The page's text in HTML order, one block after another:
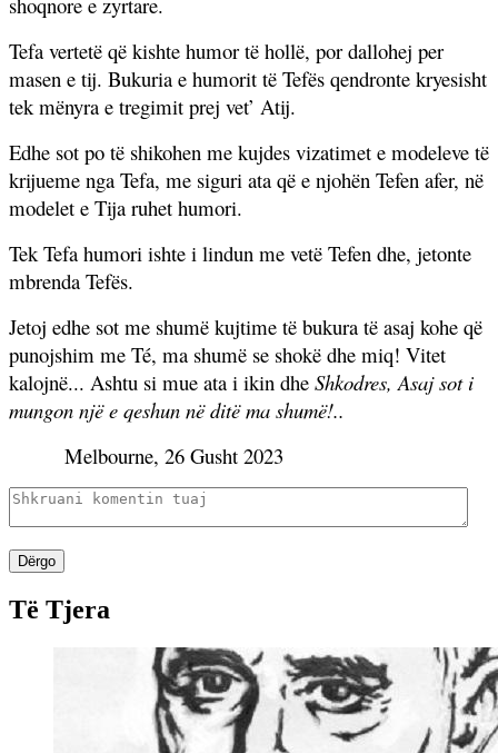
Tefa vertetë që kishte humor të hollë, por dallohej per
masen e tij. Bukuria e humorit të Tefës qendronte kryesisht
tek mënyra e tregimit prej vet’ Atij.
Edhe sot po të shikohen me kujdes vizatimet e modeleve të
krijueme nga Tefa, me siguri ata që e njohën Tefen afer, në
modelet e Tija ruhet humori.
Tek Tefa humori ishte i lindun me vetë Tefen dhe, jetonte
mbrenda Tefës.
Jetoj edhe sot me shumë kujtime të bukura të asaj kohe që
punojshim me Té, ma shumë se shokë dhe miq! Vitet
kalojnë... Ashtu si mue ata i ikin dhe Shkodres, Asaj sot i
mungon një e qeshun në ditë ma shumë!..
Melbourne, 26 Gusht 2023
Dërgo
Të Tjera